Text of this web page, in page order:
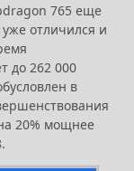
765 еще
отличился и
до 262 000
в
20% мощнее